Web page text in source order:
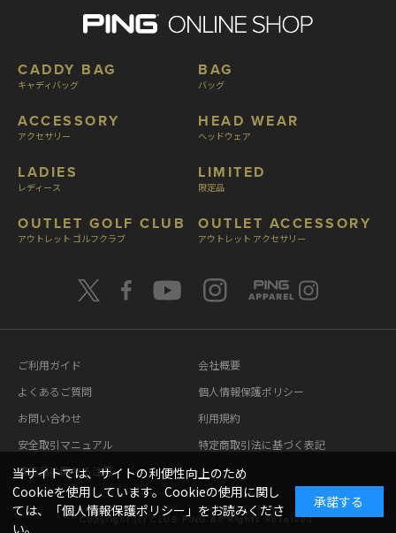
CADDY BAG
キャディバッグ
ACCESSORY
アクセサリー
LADIES
レディース
OUTLET GOLF CLUB
アウトレット ゴルフクラブ
BAG
バッグ
HEAD WEAR
ヘッドウェア
LIMITED
限定品
OUTLET ACCESSORY
アウトレット アクセサリー
ご利用ガイド
よくあるご質問
お問い合わせ
安全取引マニュアル
模造品に関する注意
会社概要
個人情報保護ポリシー
利用規約
特定商取引法に基づく表記
Copyright (c) CLUB PING All Rights Reserved.
当サイトでは、サイトの利便性向上のため
Cookieを使用しています。Cookieの使用に関し
ては、「個人情報保護ポリシー 」をお読みくださ
い。
承諾する